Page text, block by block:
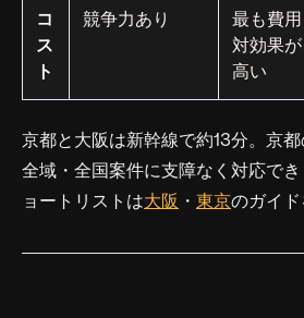
コ
ス
ト
競争力あり
最も費用
対効果が
高い
京都と大阪は新幹線で約13分。京
全域・全国案件に支障なく対応で
ョートリストは大阪 ・ 東京のガイド